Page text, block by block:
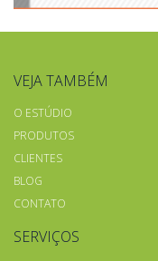
VEJA TAMBÉM
O ESTÚDIO
PRODUTOS
CLIENTES
BLOG
CONTATO
SERVIÇOS